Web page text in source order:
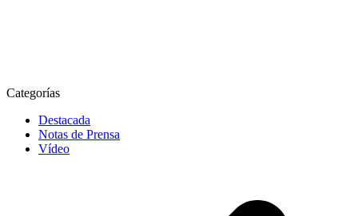
Categorías
Destacada
Notas de Prensa
Vídeo